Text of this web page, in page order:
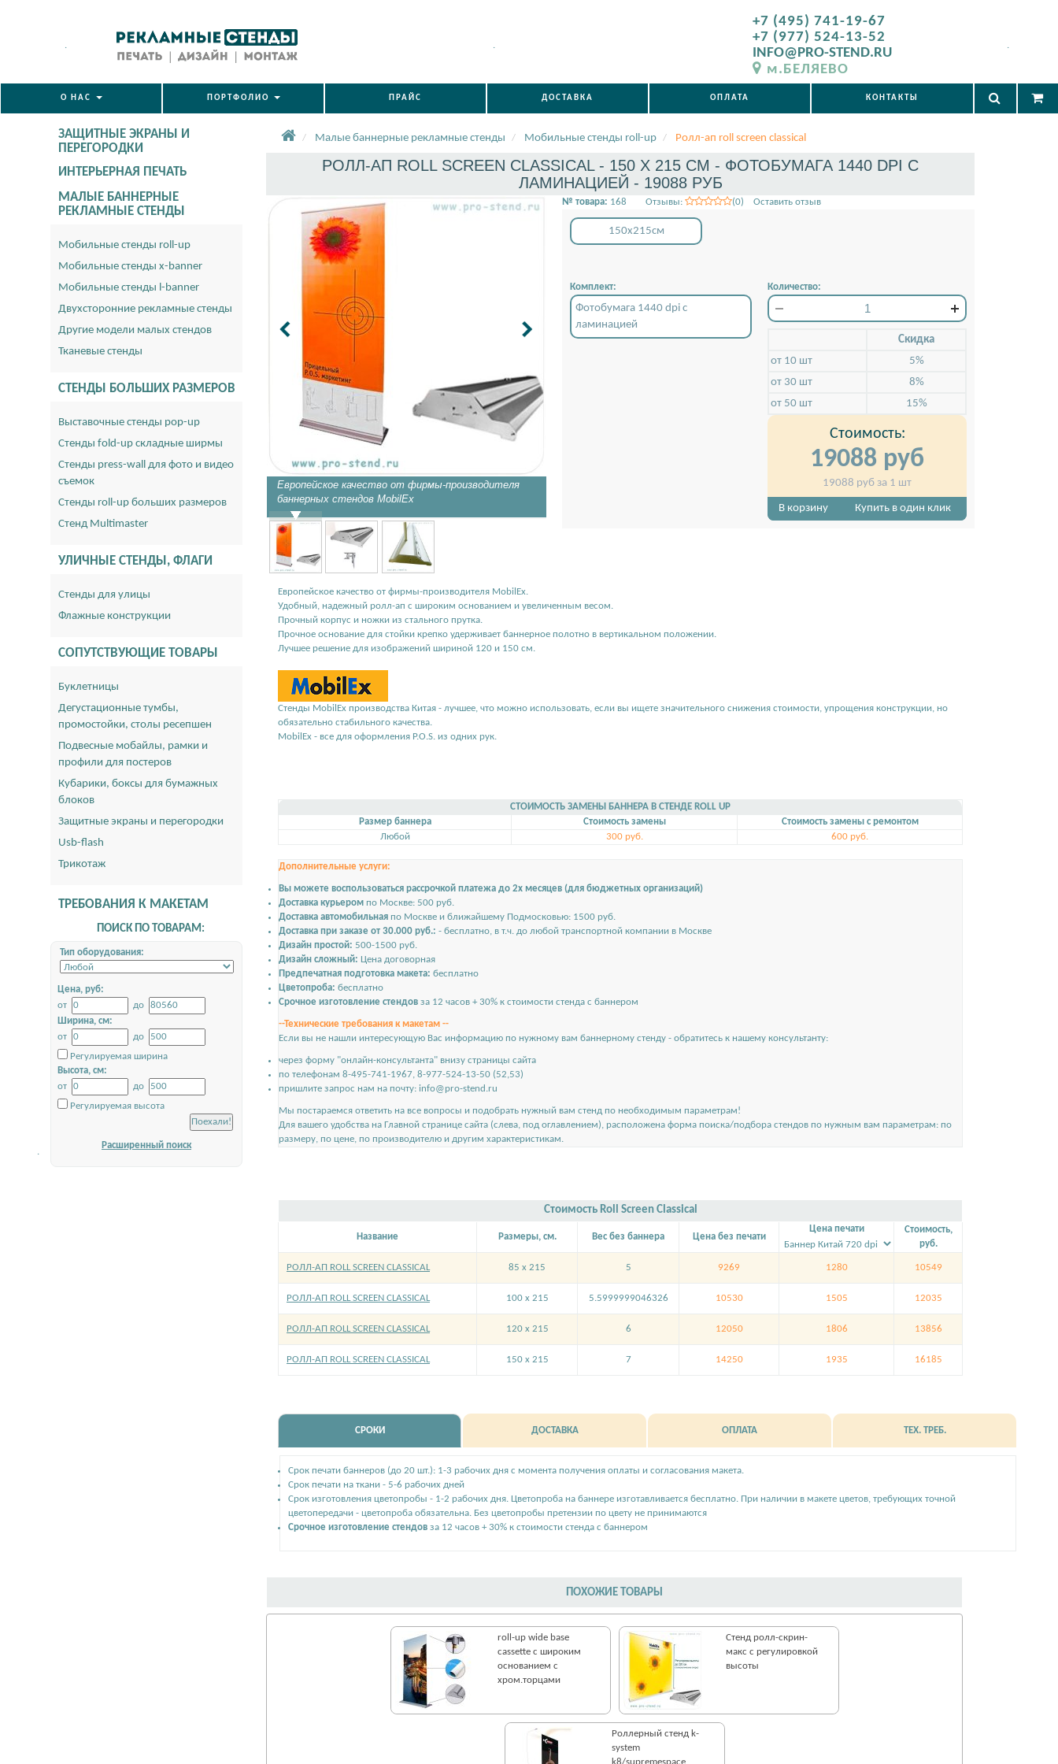
. .
+7 (495) 741-19-67
+7 (977) 524-13-52
INFO@PRO-STEND.RU
м.БЕЛЯЕВО
.
О НАС ПОРТФОЛИО ПРАЙС ДОСТАВКА ОПЛАТА КОНТАКТЫ
.
ЗАЩИТНЫЕ ЭКРАНЫ И
ПЕРЕГОРОДКИ
ИНТЕРЬЕРНАЯ ПЕЧАТЬ
МАЛЫЕ БАННЕРНЫЕ
РЕКЛАМНЫЕ СТЕНДЫ
Мобильные стенды roll-up
Мобильные стенды x-banner
Мобильные стенды l-banner
Двухсторонние рекламные стенды
Другие модели малых стендов
Тканевые стенды
СТЕНДЫ БОЛЬШИХ РАЗМЕРОВ
Выставочные стенды pop-up
Стенды fold-up складные ширмы
Стенды press-wall для фото и видео
съемок
Стенды roll-up больших размеров
Стенд Multimaster
УЛИЧНЫЕ СТЕНДЫ, ФЛАГИ
Стенды для улицы
Флажные конструкции
СОПУТСТВУЮЩИЕ ТОВАРЫ
Буклетницы
Дегустационные тумбы,
промостойки, столы ресепшен
Подвесные мобайлы, рамки и
профили для постеров
Кубарики, боксы для бумажных
блоков
Защитные экраны и перегородки
Usb-flash
Трикотаж
ТРЕБОВАНИЯ К МАКЕТАМ
ПОИСК ПО ТОВАРАМ:
Тип оборудования:
Цена, руб:
от
до
Ширина, см:
от
до
Регулируемая ширина
Высота, см:
от
до
Регулируемая высота
Расширенный поиск
Малые баннерные рекламные стенды Мобильные стенды roll-up Ролл-ап roll screen classical
РОЛЛ-АП ROLL SCREEN CLASSICAL - 150 X 215 СМ - ФОТОБУМАГА 1440 DPI С
ЛАМИНАЦИЕЙ - 19088 РУБ
Европейское качество от фирмы-производителя
баннерных стендов MobilEx
Надежная утяжеленная расширенная база-
стенда, без ножек
№ товара: 168 Отзывы: (0) Оставить отзыв
150x215см
Комплект:
Фотобумага 1440 dpi с
ламинацией
Количество:
Скидкa
от 10 шт
5%
от 30 шт
8%
от 50 шт
15%
Стоимость:
19088 руб
19088 руб за 1 шт
В корзину Купить в один клик
Европейское качество от фирмы-производителя MobilEx.
Удобный, надежный ролл-ап с широким основанием и увеличенным весом.
Прочный корпус и ножки из стального прутка.
Прочное основание для стойки крепко удерживает баннерное полотно в вертикальном положении.
Лучшее решение для изображений шириной 120 и 150 см.
Стенды MobilEx производства Китая - лучшее, что можно использовать, если вы ищете значительного снижения стоимости, упрощения конструкции, но
обязательно стабильного качества.
MobilEx - все для оформления P.O.S. из одних рук.
СТОИМОСТЬ ЗАМЕНЫ БАННЕРА В СТЕНДЕ ROLL UP
Размер баннера
Стоимость замены
Стоимость замены с ремонтом
Любой
300 руб. 600 руб.
Дополнительные услуги:
Вы можете воспользоваться рассрочкой платежа до 2х месяцев (для бюджетных организаций)
Доставка курьером по Москве: 500 руб.
Доставка автомобильная по Москве и ближайшему Подмосковью: 1500 руб.
Доставка при заказе от 30.000 руб.: - бесплатно, в т.ч. до любой транспортной компании в Москве
Дизайн простой: 500-1500 руб.
Дизайн сложный: Цена договорная
Предпечатная подготовка макета: бесплатно
Цветопроба: бесплатно
Срочное изготовление стендов за 12 часов + 30% к стоимости стенда с баннером
--Технические требования к макетам --
Если вы не нашли интересующую Вас информацию по нужному вам баннерному стенду - обратитесь к нашему консультанту:
через форму "онлайн-консультанта" внизу страницы сайта
по телефонам 8-495-741-1967, 8-977-524-13-50 (52,53)
пришлите запрос нам на почту: info@pro-stend.ru
Мы постараемся ответить на все вопросы и подобрать нужный вам стенд по необходимым параметрам!
Для вашего удобства на Главной странице сайта (слева, под оглавлением), расположена форма поиска/подбора стендов по нужным вам параметрам: по
размеру, по цене, по производителю и другим характеристикам.
Стоимость Roll Screen Classical
Название Размеры, см. Вес без баннера Цена без печати
Цена печати
Стоимость,
руб.
РОЛЛ-АП ROLL SCREEN CLASSICAL 85 x 215 5 9269 1280 10549
РОЛЛ-АП ROLL SCREEN CLASSICAL 100 x 215 5.5999999046326 10530 1505 12035
РОЛЛ-АП ROLL SCREEN CLASSICAL 120 x 215 6 12050 1806 13856
РОЛЛ-АП ROLL SCREEN CLASSICAL 150 x 215 7 14250 1935 16185
СРОКИ ДОСТАВКА ОПЛАТА ТЕХ. ТРЕБ.
Срок печати баннеров (до 20 шт.): 1-3 рабочих дня с момента получения оплаты и согласования макета.
Срок печати на ткани - 5-6 рабочих дней
Срок изготовления цветопробы - 1-2 рабочих дня. Цветопроба на баннере изготавливается бесплатно. При наличии в макете цветов, требующих точной
цветопередачи - цветопроба обязательна. Без цветопробы претензии по цвету не принимаются
Срочное изготовление стендов за 12 часов + 30% к стоимости стенда с баннером
ПОХОЖИЕ ТОВАРЫ
roll-up wide base
cassette с широким
основанием с
хром.торцами
Стенд ролл-cкрин-
макс с регулировкой
высоты
Роллерный стенд k-
system